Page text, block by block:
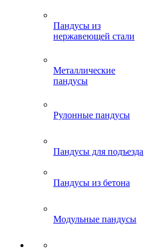
Пандусы из
нержавеющей стали
Металлические
пандусы
Рулонные пандусы
Пандусы для подъезда
Пандусы из бетона
Модульные пандусы